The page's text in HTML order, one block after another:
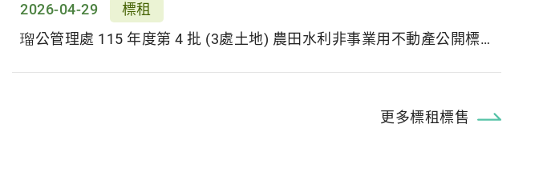
2026-04-29
標租
瑠公管理處 115 年度第 4 批 (3處土地) 農田水利非事業用不動產公開標租案
更多標租標售